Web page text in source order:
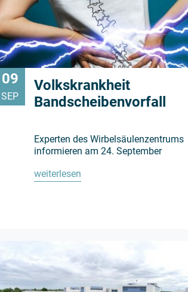
09
SEP
Volkskrankheit
Bandscheibenvorfall
Experten des Wirbelsäulenzentrums
informieren am 24. September
weiterlesen